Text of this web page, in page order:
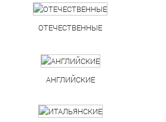
ОТЕЧЕСТВЕННЫЕ
АНГЛИЙСКИЕ